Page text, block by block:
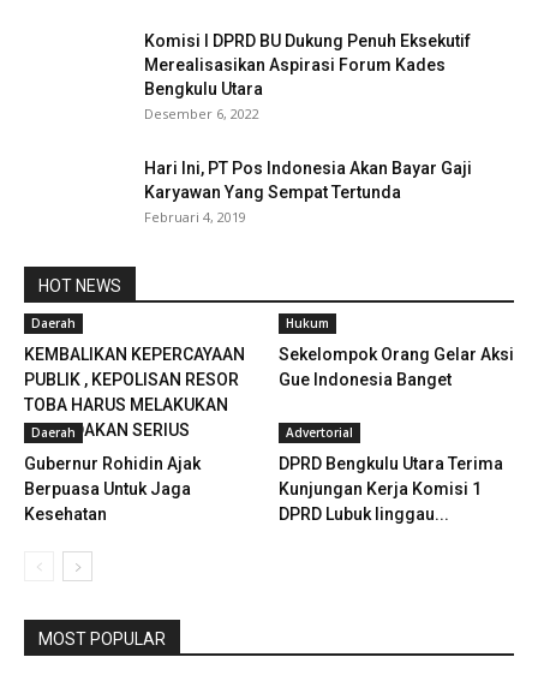
Komisi I DPRD BU Dukung Penuh Eksekutif
Merealisasikan Aspirasi Forum Kades
Bengkulu Utara
Desember 6, 2022
Hari Ini, PT Pos Indonesia Akan Bayar Gaji
Karyawan Yang Sempat Tertunda
Februari 4, 2019
HOT NEWS
Daerah
KEMBALIKAN KEPERCAYAAN
PUBLIK , KEPOLISAN RESOR
TOBA HARUS MELAKUKAN
PENINDAKAN SERIUS
Hukum
Sekelompok Orang Gelar Aksi
Gue Indonesia Banget
Daerah
Gubernur Rohidin Ajak
Berpuasa Untuk Jaga
Kesehatan
Advertorial
DPRD Bengkulu Utara Terima
Kunjungan Kerja Komisi 1
DPRD Lubuk linggau...
MOST POPULAR